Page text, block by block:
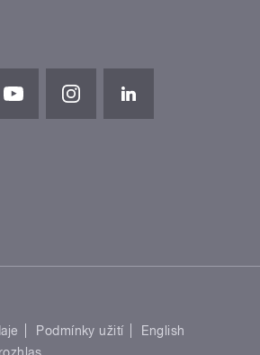
Podmínky užití
English